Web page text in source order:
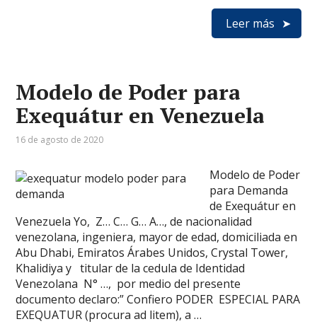
Leer más
Modelo de Poder para
Exequátur en Venezuela
16 de agosto de 2020
Modelo de Poder
para Demanda
de Exequátur en
Venezuela Yo, Z… C… G… A…, de nacionalidad
venezolana, ingeniera, mayor de edad, domiciliada en
Abu Dhabi, Emiratos Árabes Unidos, Crystal Tower,
Khalidiya y titular de la cedula de Identidad
Venezolana N° …, por medio del presente
documento declaro:” Confiero PODER ESPECIAL PARA
EXEQUATUR (procura ad litem), a …